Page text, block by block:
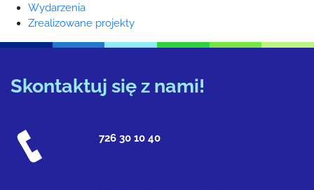
Wydarzenia
Zrealizowane projekty
Skontaktuj się z nami!
726 30 10 40